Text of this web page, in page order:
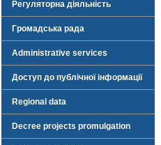
Регуляторна діяльність
Громадська рада
Administrative services
Доступ до публічної інформації
Regional data
Decree projects promulgation